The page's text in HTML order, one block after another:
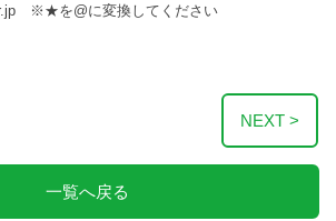
※★を@に変換してください
NEXT >
一覧へ戻る